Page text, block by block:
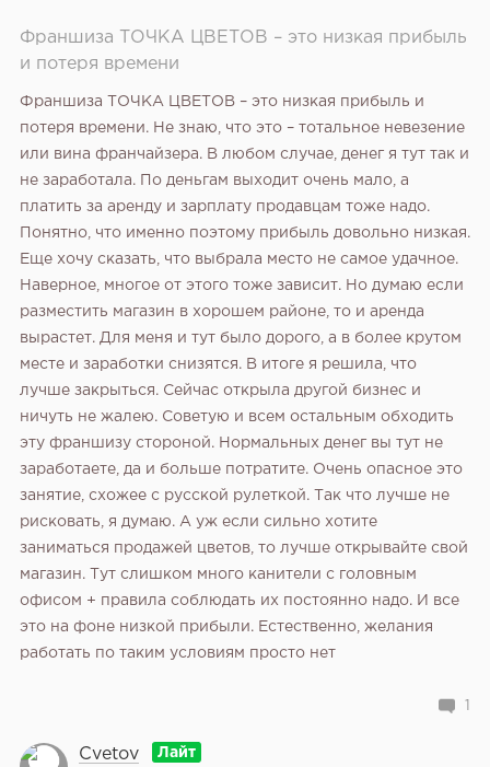
Франшиза ТОЧКА ЦВЕТОВ – это низкая прибыль
и потеря времени
Франшиза ТОЧКА ЦВЕТОВ – это низкая прибыль и
потеря времени. Не знаю, что это – тотальное невезение
или вина франчайзера. В любом случае, денег я тут так и
не заработала. По деньгам выходит очень мало, а
платить за аренду и зарплату продавцам тоже надо.
Понятно, что именно поэтому прибыль довольно низкая.
Еще хочу сказать, что выбрала место не самое удачное.
Наверное, многое от этого тоже зависит. Но думаю если
разместить магазин в хорошем районе, то и аренда
вырастет. Для меня и тут было дорого, а в более крутом
месте и заработки снизятся. В итоге я решила, что
лучше закрыться. Сейчас открыла другой бизнес и
ничуть не жалею. Советую и всем остальным обходить
эту франшизу стороной. Нормальных денег вы тут не
заработаете, да и больше потратите. Очень опасное это
занятие, схожее с русской рулеткой. Так что лучше не
рисковать, я думаю. А уж если сильно хотите
заниматься продажей цветов, то лучше открывайте свой
магазин. Тут слишком много канители с головным
офисом + правила соблюдать их постоянно надо. И все
это на фоне низкой прибыли. Естественно, желания
работать по таким условиям просто нет
Cvetov